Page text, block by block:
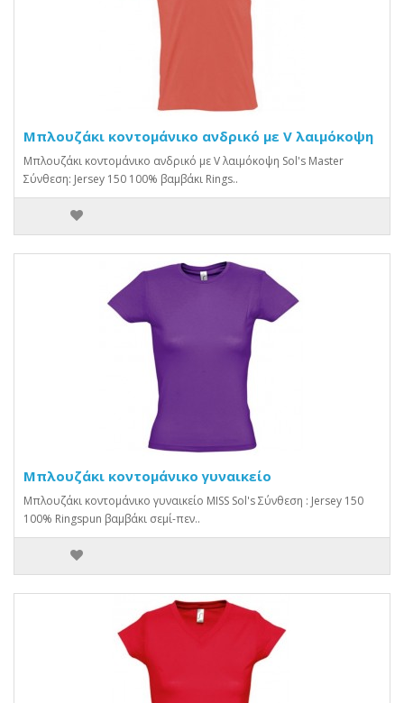
Μπλουζάκι κοντομάνικο ανδρικό με V λαιμόκοψη
Μπλουζάκι κοντομάνικο ανδρικό με V λαιμόκοψη Sol's Master
Σύνθεση: Jersey 150 100% βαμβάκι Rings..
Μπλουζάκι κοντομάνικο γυναικείο
Μπλουζάκι κοντομάνικο γυναικείο MISS Sol's Σύνθεση : Jersey 150
100% Ringspun βαμβάκι σεμί-πεν..